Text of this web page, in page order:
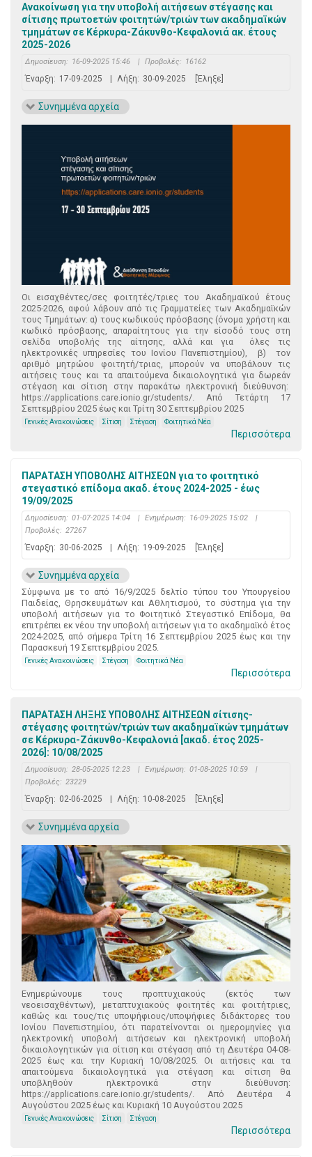
Ανακοίνωση για την υποβολή αιτήσεων στέγασης και
σίτισης πρωτοετών φοιτητών/τριών των ακαδημαϊκών
τμημάτων σε Κέρκυρα-Ζάκυνθο-Κεφαλονιά ακ. έτους
2025-2026
Δημοσίευση: 16-09-2025 15:46 | Προβολές: 16162
Έναρξη: 17-09-2025 | Λήξη: 30-09-2025 [Έληξε]
Συνημμένα αρχεία
Οι εισαχθέντες/σες φοιτητές/τριες του Ακαδημαϊκού έτους
2025-2026, αφού λάβουν από τις Γραμματείες των Ακαδημαϊκών
τους Τμημάτων: α) τους κωδικούς πρόσβασης (όνομα χρήστη και
κωδικό πρόσβασης, απαραίτητους για την είσοδό τους στη
σελίδα υποβολής της αίτησης, αλλά και για όλες τις
ηλεκτρονικές υπηρεσίες του Ιονίου Πανεπιστημίου), β) τον
αριθμό μητρώου φοιτητή/τριας, μπορούν να υποβάλουν τις
αιτήσεις τους και τα απαιτούμενα δικαιολογητικά για δωρεάν
στέγαση και σίτιση στην παρακάτω ηλεκτρονική διεύθυνση:
https://applications.care.ionio.gr/students/. Από Τετάρτη 17
Σεπτεμβρίου 2025 έως και Τρίτη 30 Σεπτεμβρίου 2025
Γενικές Ανακοινώσεις Σίτιση Στέγαση Φοιτητικά Νέα
Περισσότερα
ΠΑΡΑΤΑΣΗ ΥΠΟΒΟΛΗΣ ΑΙΤΗΣΕΩΝ για το φοιτητικό
στεγαστικό επίδομα ακαδ. έτους 2024-2025 - έως
19/09/2025
Δημοσίευση: 01-07-2025 14:04 | Ενημέρωση: 16-09-2025 15:02
|
Προβολές: 27267
Έναρξη: 30-06-2025 Λήξη: 19-09-2025 [Έληξε]
Συνημμένα αρχεία
Σύμφωνα με το από 16/9/2025 δελτίο τύπου του Υπουργείου
Παιδείας, Θρησκευμάτων και Αθλητισμού, το σύστημα για την
υποβολή αιτήσεων για το Φοιτητικό Στεγαστικό Επίδομα, θα
επιτρέπει εκ νέου την υποβολή αιτήσεων για το ακαδημαϊκό έτος
2024-2025, από σήμερα Τρίτη 16 Σεπτεμβρίου 2025 έως και την
Παρασκευή 19 Σεπτεμβρίου 2025.
Γενικές Ανακοινώσεις Στέγαση Φοιτητικά Νέα
Περισσότερα
ΠΑΡΑΤΑΣΗ ΛΗΞΗΣ ΥΠΟΒΟΛΗΣ ΑΙΤΗΣΕΩΝ σίτισης-
στέγασης φοιτητών/τριών των ακαδημαϊκών τμημάτων
σε Κέρκυρα-Ζάκυνθο-Κεφαλονιά [ακαδ. έτος 2025-
2026]: 10/08/2025
Δημοσίευση: 28-05-2025 12:23 | Ενημέρωση: 01-08-2025 10:59
|
Προβολές: 23229
Έναρξη: 02-06-2025 Λήξη: 10-08-2025 [Έληξε]
Συνημμένα αρχεία
Ενημερώνουμε τους προπτυχιακούς (εκτός των
νεοεισαχθέντων), μεταπτυχιακούς φοιτητές και φοιτήτριες,
καθώς και τους/τις υποψήφιους/υποψήφιες διδάκτορες του
Ιονίου Πανεπιστημίου, ότι παρατείνονται οι ημερομηνίες για
ηλεκτρονική υποβολή αιτήσεων και ηλεκτρονική υποβολή
δικαιολογητικών για σίτιση και στέγαση από τη Δευτέρα 04-08-
2025 έως και την Κυριακή 10/08/2025. Οι αιτήσεις και τα
απαιτούμενα δικαιολογητικά για στέγαση και σίτιση θα
υποβληθούν ηλεκτρονικά στην διεύθυνση:
https://applications.care.ionio.gr/students/. Από Δευτέρα 4
Αυγούστου 2025 έως και Κυριακή 10 Αυγούστου 2025
Γενικές Ανακοινώσεις Σίτιση Στέγαση
Περισσότερα